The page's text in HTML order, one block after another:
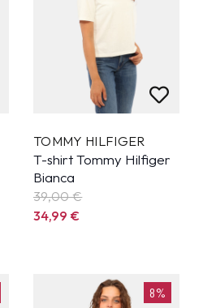
TOMMY HILFIGER
T-shirt Tommy Hilfiger
Bianca
39,00 €
34,99€
8%